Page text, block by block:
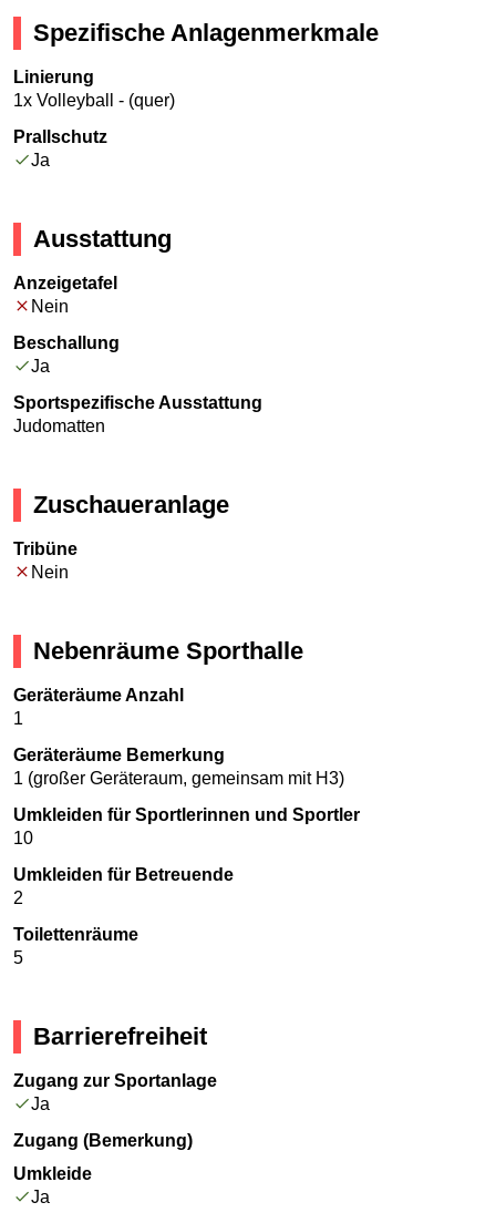
Spezifische Anlagenmerkmale
Linierung
1x Volleyball - (quer)
Prallschutz
Ja
Ausstattung
Anzeigetafel
Nein
Beschallung
Ja
Sportspezifische Ausstattung
Judomatten
Zuschaueranlage
Tribüne
Nein
Nebenräume Sporthalle
Geräteräume Anzahl
1
Geräteräume Bemerkung
1 (großer Geräteraum, gemeinsam mit H3)
Umkleiden für Sportlerinnen und Sportler
10
Umkleiden für Betreuende
2
Toilettenräume
5
Barrierefreiheit
Zugang zur Sportanlage
Ja
Zugang (Bemerkung)
Umkleide
Ja